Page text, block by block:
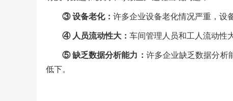
③ 设备老化： 许多企业设备老化情况严重，设
④ 人员流动性大： 车间管理人员和工人流动性
⑤ 缺乏数据分析能力： 许多企业缺乏数据分析
低下。